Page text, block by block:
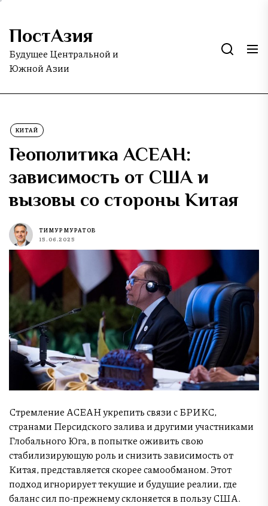
Skip
the
content
ПостАзия
Будущее Центральной и
Южной Азии
КИТАЙ
Геополитика АСЕАН:
зависимость от США и
вызовы со стороны Китая
ТИМУР МУРАТОВ
15.06.2025
Стремление АСЕАН укрепить связи с БРИКС,
странами Персидского залива и другими участниками
Глобального Юга, в попытке оживить свою
стабилизирующую роль и снизить зависимость от
Китая, представляется скорее самообманом. Этот
подход игнорирует текущие и будущие реалии, где
баланс сил по-прежнему склоняется в пользу США.